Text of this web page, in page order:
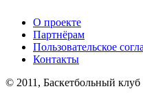
О проекте
Партнёрам
Пользовательское
Контакты
© 2011, Баскетбольный